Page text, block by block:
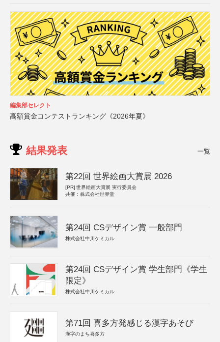
編集部セレクト
高額賞金コンテストランキング《2026年夏》
結果発表 一覧
第22回 世界絵画大賞展 2026
[PR] 世界絵画大賞展 実行委員会
共催：株式会社世界堂
第24回 CSデザイン賞 一般部門
株式会社中川ケミカル
第24回 CSデザイン賞 学生部門《学生
限定》
株式会社中川ケミカル
第71回 喜多方発感じる漢字あそび
漢字のまち喜多方